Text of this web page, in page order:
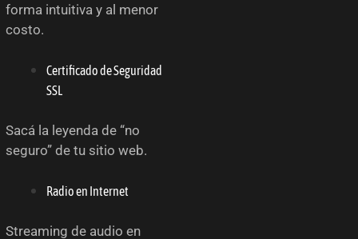
forma intuitiva y al menor
costo.
Certificado de Seguridad
SSL
Sacá la leyenda de “no
seguro” de tu sitio web.
Radio en Internet
Streaming de audio en